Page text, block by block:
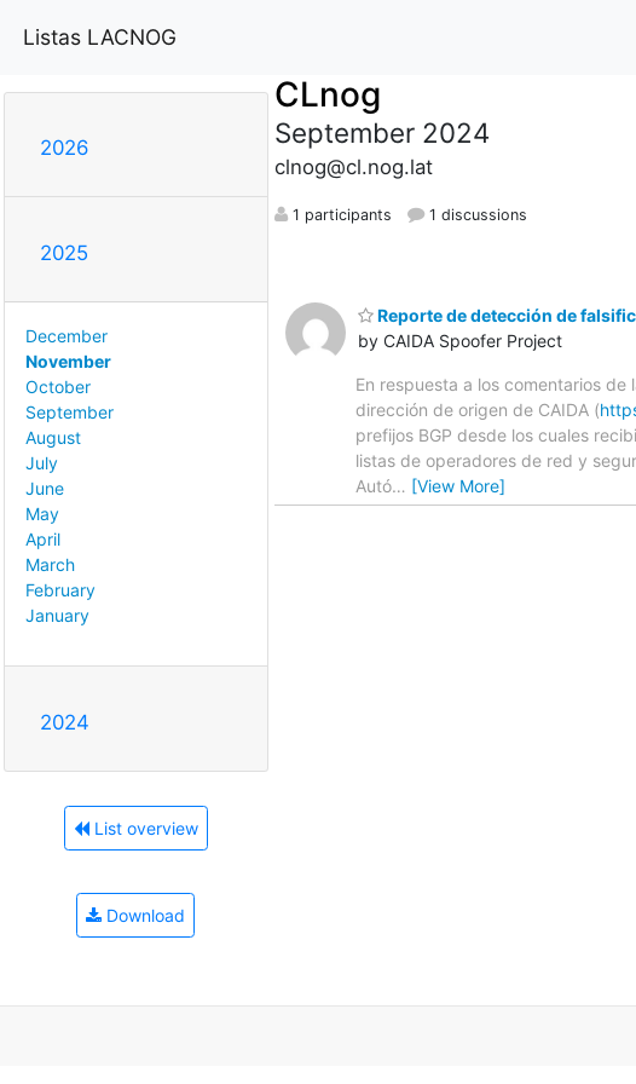
Listas LACNOG
2026
2025
December
November
October
September
August
July
June
May
April
March
February
January
2024
List overview
Download
CLnog
September 2024
clnog@cl.nog.lat
1 participants 1 discussions
Reporte de detección de
by CAIDA Spoofer Project
En respuesta a los comentarios
dirección de origen de CAIDA (
prefijos BGP desde los cuales
listas de operadores de red y
Autó… [View More]